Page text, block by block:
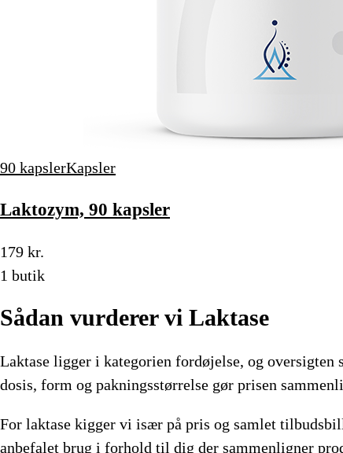
90 kapslerKapsler
Laktozym, 90 kapsler
179 kr.
1 butik
Sådan vurderer vi Laktase
Laktase ligger i kategorien fordøjelse, og oversigten
dosis, form og pakningsstørrelse gør prisen
For laktase kigger vi især på pris og samlet
anbefalet brug i forhold til dig der sammenligner